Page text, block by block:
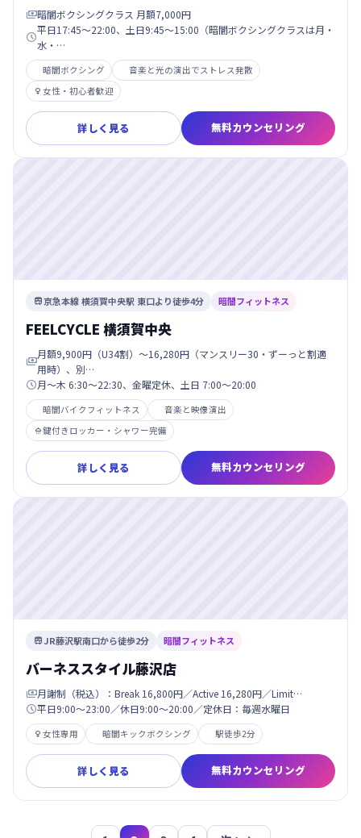
暗闇ボクシングクラス 月額7,000円

平日17:45〜22:00、土日9:45〜15:00（暗闇ボクシングクラスは月・
水・…
暗闇ボクシング 音楽と光の演出でストレス発散
 女性・初心者歓迎
詳しく見る 無料カウンセリング
京急本線 横須賀中央駅 東口より徒歩4分 暗闇フィットネス
FEELCYCLE 横須賀中央

月額9,900円（U34割）〜16,280円（マンスリー30・ずーっと割適
用時）、別…
月〜木 6:30〜22:30、金曜定休、土日 7:00〜20:00
暗闇バイクフィットネス 音楽と映像演出
鍵付きロッカー・シャワー完備
詳しく見る 無料カウンセリング
 JR藤沢駅南口から徒歩2分 暗闇フィットネス
バーネススタイル藤沢店
月謝制（税込）：Break 16,800円／Active 16,280円／Limit…
平日9:00〜23:00／休日9:00〜20:00／定休日：毎週水曜日
 女性専用 暗闇キックボクシング 駅徒歩2分
詳しく見る 無料カウンセリング